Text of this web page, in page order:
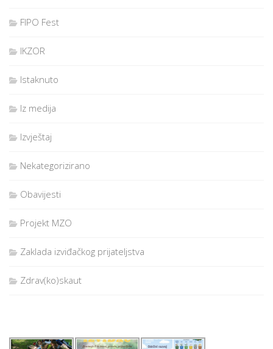
FIPO Fest
IKZOR
Istaknuto
Iz medija
Izvještaj
Nekategorizirano
Obavijesti
Projekt MZO
Zaklada izviđačkog prijateljstva
Zdrav(ko)skaut